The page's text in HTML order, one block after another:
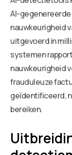
AI-
nauwkeurigheid
uitgevoerd in
systemen
nauwkeurigheid
frauduleuze
geïdentificeerd,
bereiken.